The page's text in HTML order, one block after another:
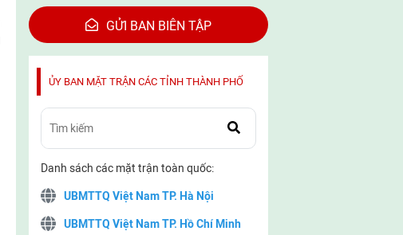
GỬI BAN BIÊN TẬP
ỦY BAN MẶT TRẬN CÁC TỈNH THÀNH PHỐ
Danh sách các mặt trận toàn quốc:
UBMTTQ Việt Nam TP. Hà Nội
UBMTTQ Việt Nam TP. Hồ Chí Minh